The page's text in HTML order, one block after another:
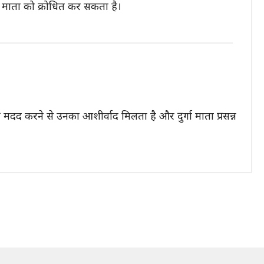
को क्रोधित कर सकता है।
करने से उनका आशीर्वाद मिलता है और दुर्गा माता प्रसन्न